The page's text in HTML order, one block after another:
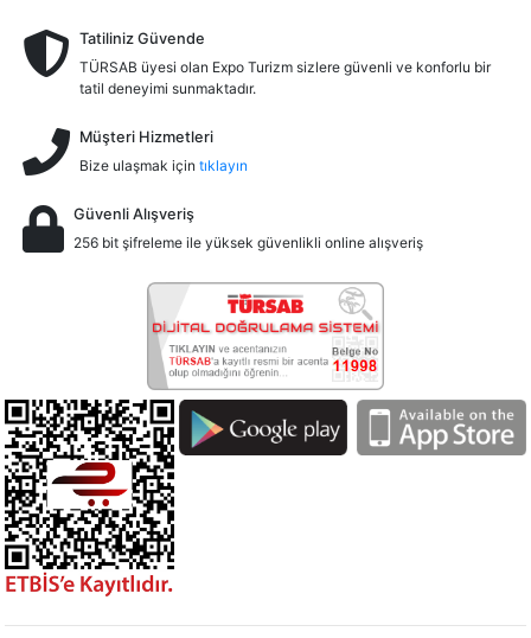
Tatiliniz Güvende
TÜRSAB üyesi olan Expo Turizm sizlere güvenli ve konforlu bir
tatil deneyimi sunmaktadır.
Müşteri Hizmetleri
Bize ulaşmak için tıklayın
Güvenli Alışveriş
256 bit şifreleme ile yüksek güvenlikli online alışveriş